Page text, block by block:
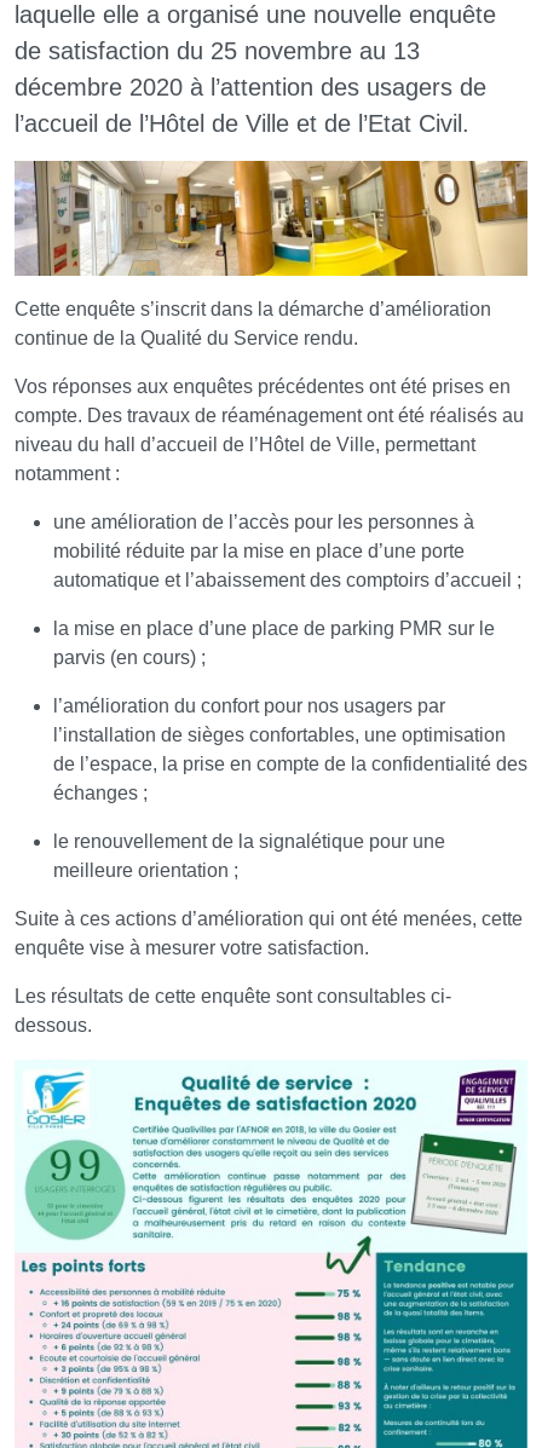
laquelle elle a organisé une nouvelle enquête
de satisfaction du 25 novembre au 13
décembre 2020 à l’attention des usagers de
l’accueil de l’Hôtel de Ville et de l’Etat Civil.
Cette enquête s’inscrit dans la démarche d’amélioration
continue de la Qualité du Service rendu.
Vos réponses aux enquêtes précédentes ont été prises en
compte. Des travaux de réaménagement ont été réalisés au
niveau du hall d’accueil de l’Hôtel de Ville, permettant
notamment :
une amélioration de l’accès pour les personnes à
mobilité réduite par la mise en place d’une porte
automatique et l’abaissement des comptoirs d’accueil ;
la mise en place d’une place de parking PMR sur le
parvis (en cours) ;
l’amélioration du confort pour nos usagers par
l’installation de sièges confortables, une optimisation
de l’espace, la prise en compte de la confidentialité des
échanges ;
le renouvellement de la signalétique pour une
meilleure orientation ;
Suite à ces actions d’amélioration qui ont été menées, cette
enquête vise à mesurer votre satisfaction.
Les résultats de cette enquête sont consultables ci-
dessous.